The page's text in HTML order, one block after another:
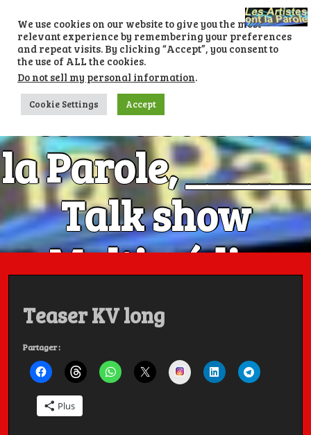
content
Les Artistes ont
la Parole, ______
Talk show
Multimédia
Numéro 1 avec
Charly, et
Michel BERGER
Teaser KV long
Partager :
Instagram
Plus
We use cookies on our website to give you the most
relevant experience by remembering your preferences
and repeat visits. By clicking “Accept”, you consent to
the use of ALL the cookies.
Do not sell my personal information.
Cookie Settings Accept